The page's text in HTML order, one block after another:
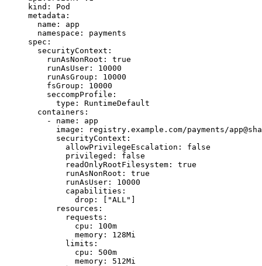
kind : Pod
metadata :
  name
: app
  namespace
: payments
spec :
  securityContext
:
    runAsNonRoot
: true
    runAsUser
: 10000
    runAsGroup
: 10000
    fsGroup
: 10000
    seccompProfile
:
      type
: RuntimeDefault
  containers
:
    -
name : app
      image
:
registry.example.com/payments/
      securityContext
:
        allowPrivilegeEscalation
: false
        privileged
: false
        readOnlyRootFilesystem
: true
        runAsNonRoot
: true
        runAsUser
: 10000
        capabilities
:
          drop
: [ "ALL"
      resources
:
        requests
:
          cpu
: 100m
          memory
: 128Mi
        limits
:
          cpu
: 500m
          memory
: 512Mi